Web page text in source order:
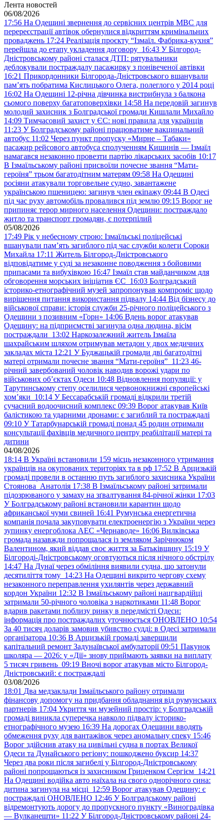
Лента новостей
06/08/2026
17:56 На Одещині звернення до сервісних центрів МВС для
перереєстрації автівок обернулися відкриттям кримінальних
проваджень 17:24 Реалізація проєкту “Ізмаїл. Фабрика-кухня”
перейшла до етапу укладення договору 16:43 У Білгород-
Дністровському районі сталася ДТП: рятувальники
деблокували постраждалу пасажирку з понівеченої автівки
16:21 Прикордонники Білгорода-Дністровського вшанували
пам’ять побратима Кислицького Олега, полеглого у 2014 році
16:02 На Одещині 12-річна дівчинка вистрибнула з балкона
сьомого поверху багатоповерхівки 14:58 На передовій загинув
молодий захисник з Болградської громади Кишлали Михайло
14:09 Тимчасовий захист у ЄС: нові правила для українців
11:23 У Болградському районі працюватиме вакцинальний
автобус 11:02 Через пункт пропуску «Мирне – Табаки»
пасажир рейсового автобуса сполученням Кишинів — Ізмаїл
намагався незаконно провезти партію лікарських засобів 10:17
В Ізмаїльському районі присвоїли почесне звання “Мати-
героїня” трьом багатодітним матерям 09:58 На Одещині
росіяни атакували торговельне судно, завантажене
українською пшеницею: загинув член екіпажу 09:44 В Одесі
під час руху автомобіль провалився під землю 09:15 Ворог не
припиняє терор мирного населення Одещини: постраждало
житло та транспорт громадян, є потерпілий
05/08/2026
17:49 Рік у небесному строю: Ізмаїльські поліцейські
вшанували пам’ять загиблого під час служби колеги Сороки
Михайла 17:11 Житель Білгород-Дністровського
відповідатиме у суді за незаконне поводження з бойовими
припасами та вибухівкою 16:47 Ізмаїл став майданчиком для
обговорення морських ініціатив ЄС 16:03 Болградський
історико-етнографічний музей запропонував компроміс щодо
вирішення питання використання підвалу 14:44 Від бізнесу до
військової справи: історія служби 25-річного поліцейського з
Одещини з позивним «Горн» 14:06 Вдень ворог атакував
Одещину: на підприємстві загинула одна людина, вісім
постраждали 13:02 Наркозалежний житель Ізмаїла
шахрайським шляхом отримував метадон у двох медичних
закладах міста 12:21 У Буджацькій громади дві багатодітні
матері отримали почесне звання “Мати-героїня” 11:23 46-
річний завербований чоловік наводив ворожі удари по
військових обʼєктах Одеси 10:48 Відновлення популяції: у
Тарутинському степу оселилися червонокнижні європейські
хом’яки 10:14 У Бессарабській громаді відкрили третій
сучасний водоочисний комплекс 09:39 Ворог атакував Київ
балістикою та ударними дронами: є загиблий та постраждалі
09:10 У Татарбунарській громаді понад 45 родин отримали
консультації фахівців медичного центру реабілітації матері та
дитини
04/08/2026
18:14 В Україні встановили 159 місць незаконного утримання
українців на окупованих територіях та в рф 17:52 В Арцизькій
громаді провели в останню путь загиблого захисника України
Стоянова Анатолія 17:38 В Ізмаїльському районі затримали
підозрюваного у замаху на зґвалтування 84-річної жінки 17:03
У Болградському районі встановили карантин щодо
африканської чуми свиней 16:41 Румунська енергетична
компанія почала закуповувати електроенергію з України через
зупинку енергоблока АЕС «Чернаводе» 16:06 Вилківська
громада назавжди попрощалася із земляком Зарічнюком
Валентином, який віддав своє життя за Батьківщину 15:19 У
Білгороді-Дністровському оговтуються після нічного обстрілу
14:47 На Дунаї через обміління виявили судна, що затонули
десятиліття тому 14:23 На Одещині викрито чергову схему
незаконного переправлення ухилянтів через державний
кордон України 12:32 В Ізмаїльському районі нацгвардійці
затримали 50-річного чоловіка з наркотиками 11:48 Ворог
вдарив ракетами поблизу ринку в передмісті Одеси:
інформація про постраждалих уточнюється ОНОВЛЕНО 10:54
За 40 тисяч доларів замовив убивство судді: в Одесі затримали
організатора 10:36 В Арцизькій громаді завершили
капітальний ремонт Задунаївської амбулаторії 09:51 Пакунок
школяра — 2026: у «Дії» знову приймають заявки на виплату
5 тисяч гривень 09:19 Вночі ворог атакував місто Білгород-
Дністровський: є постраждалі
03/08/2026
18:01 Два медзаклади Ізмаїльського району отримали
фінансову допомогу на придбання обладнання від румунських
партнерів 17:04 Укриття чи музейний простір: у Болградській
громаді виникла суперечка навколо підвалу історико-
етнографічного музею 16:39 На дорогах Одещини вводять
обмеження руху для вантажівок через аномальну спеку 15:46
Ворог здійснив атаку на цивільні судна в портах Великої
Одеси та Дунайського регіону: пошкоджено буксир 14:37
Через два роки після загибелі у Білгород-Дністровському
районі попрощаються із захисником Гриценком Сергієм 14:21
На Одещині водійка авто наїхала на свого однорічного сина:
дитина загинула на місці 12:59 Ворог атакував Одещину: є
постраждалі ОНОВЛЕНО 12:46 У Болградському районі
відремонтують дорогу до пропускного пункту «Виноградівка
— Вулканешти» 11:22 У Білгород-Дністровському районі 24-